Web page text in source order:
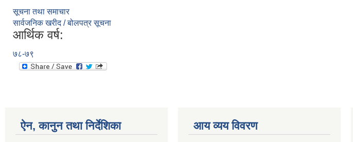
सूचना तथा समाचार
सार्वजनिक खरीद / बोलपत्र सूचना
आर्थिक वर्ष:
७८-७९
ऐन, कानुन तथा निर्देशिका आय व्यय विवरण